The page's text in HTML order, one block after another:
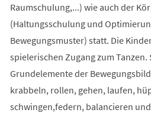
Raumschulung,...) wie auch der
(Haltungsschulung und
Bewegungsmuster) statt. Die
spielerischen Zugang zum Tanzen.
Grundelemente der
krabbeln, rollen, gehen, laufen,
schwingen,federn, balancieren